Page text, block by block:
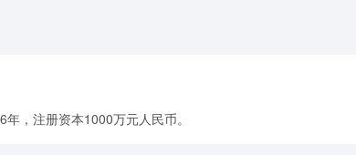
，注册资本1000万元人民币。